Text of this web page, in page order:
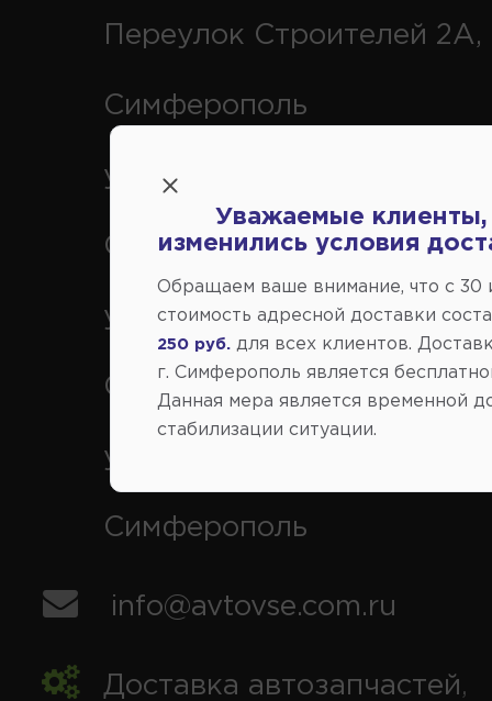
Переулок Строителей 2А,
Симферополь
ул. Федоренко 1В, г.
Симферополь
ул. Генерала Васильева
Симферополь
ул. Кубанская 9, г.
Симферополь
info@avtovse.com.ru
Доставка автозапчастей,
Уважаемые клиенты,
изменились условия
Обращаем ваше внимание, что c 30
стоимость адресной доставки
250 руб. для всех клиентов.
г. Симферополь является
Данная мера является временной
стабилизации ситуации.